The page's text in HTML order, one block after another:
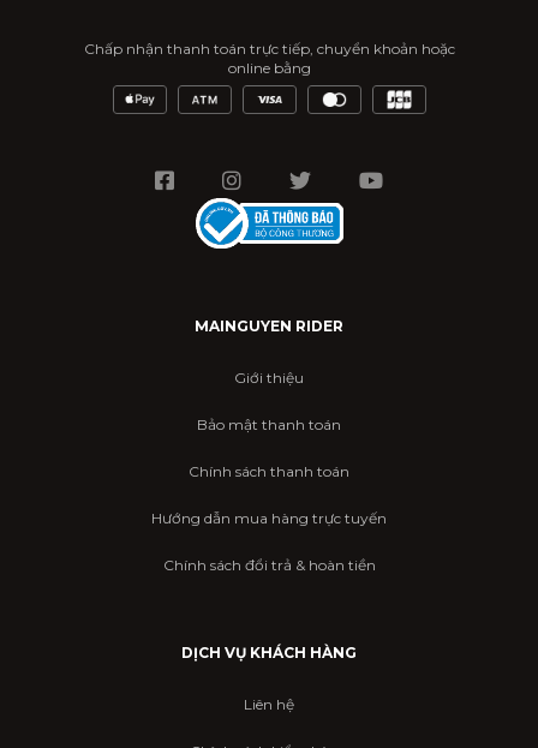
MAINGUYEN RIDER
Giới thiệu
Bảo mật thanh toán
Chính sách thanh toán
Hướng dẫn mua hàng trực tuyến
Chính sách đổi trả & hoàn tiền
DỊCH VỤ KHÁCH HÀNG
Liên hệ
Chấp nhận thanh toán trực tiếp, chuyển khoản hoặc
online bằng